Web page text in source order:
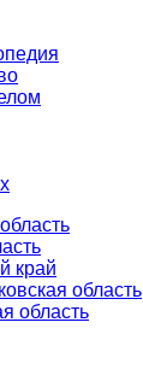
край
область
область